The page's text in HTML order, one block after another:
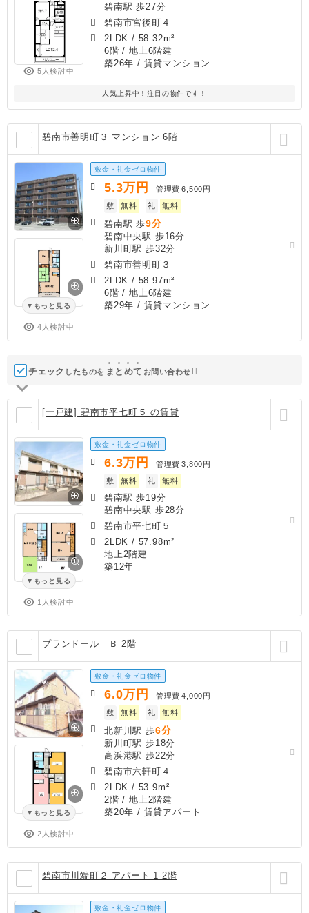
5人検討中
碧南駅 歩27分
碧南市宮後町４
2LDK / 58.32m²
6階 / 地上6階建
築26年 / 賃貸マンション
人気上昇中！注目の物件です！
碧南市善明町３ マンション 6階
もっと見る
4人検討中
敷金・礼金ゼロ物件
5.3万円 管理費 6,500円
敷
無料 礼 無料
碧南駅 歩9分
碧南中央駅 歩16分
新川町駅 歩32分
碧南市善明町３
2LDK / 58.97m²
6階 / 地上6階建
築29年 / 賃貸マンション
チェック したものを ま と めて お問い合わせ
[一戸建] 碧南市平七町５ の賃貸
もっと見る
1人検討中
敷金・礼金ゼロ物件
6.3万円 管理費 3,800円
敷
無料 礼 無料
碧南駅 歩19分
碧南中央駅 歩28分
碧南市平七町５
2LDK / 57.98m²
地上2階建
築12年
プランドール Ｂ 2階
もっと見る
2人検討中
敷金・礼金ゼロ物件
6.0万円 管理費 4,000円
敷
無料 礼 無料
北新川駅 歩6分
新川町駅 歩18分
高浜港駅 歩22分
碧南市六軒町４
2LDK / 53.9m²
2階 / 地上2階建
築20年 / 賃貸アパート
碧南市川端町２ アパート 1-2階
敷金・礼金ゼロ物件